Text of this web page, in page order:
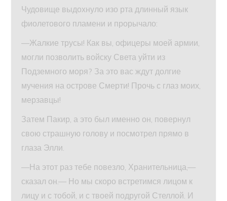
Чудовище выдохнуло изо рта длинный язык
фиолетового пламени и прорычало:
—Жалкие трусы! Как вы, офицеры моей армии,
могли позволить войску Света уйти из
Подземного моря? За это вас ждут долгие
мучения на острове Смерти! Прочь с глаз моих,
мерзавцы!
Затем Пакир, а это был именно он, повернул
свою страшную голову и посмотрел прямо в
глаза Элли.
—На этот раз тебе повезло, Хранительница,—
сказал он.— Но мы скоро встретимся лицом к
лицу и с тобой, и с твоей подругой Стеллой. И